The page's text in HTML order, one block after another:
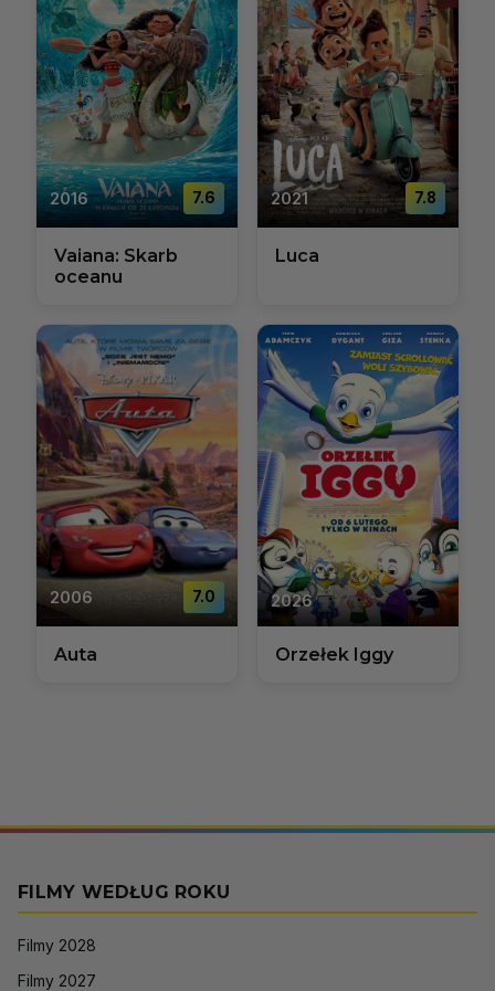
2016 7.6
Vaiana: Skarb
oceanu
2021 7.8
Luca
2006 7.0
Auta
2026
Orzełek Iggy
FILMY WEDŁUG ROKU
Filmy 2028
Filmy 2027